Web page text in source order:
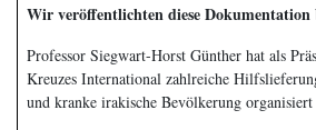
Wir veröffentlichten diese Dokumentation
Professor Siegwart-Horst Günther hat als
Kreuzes International zahlreiche
und kranke irakische Bevölkerung